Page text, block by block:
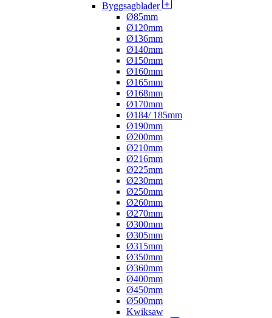
Byggsagblader
Ø85mm
Ø120mm
Ø136mm
Ø140mm
Ø150mm
Ø160mm
Ø165mm
Ø168mm
Ø170mm
Ø184/ 185mm
Ø190mm
Ø200mm
Ø210mm
Ø216mm
Ø225mm
Ø230mm
Ø250mm
Ø260mm
Ø270mm
Ø300mm
Ø305mm
Ø315mm
Ø350mm
Ø360mm
Ø400mm
Ø450mm
Ø500mm
Kwiksaw